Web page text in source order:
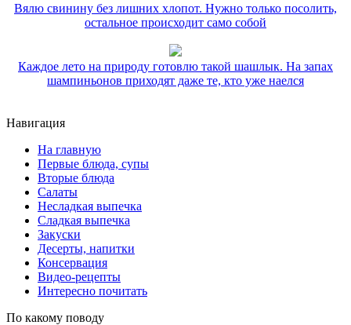
Вялю свинину без лишних хлопот. Нужно только посолить,
остальное происходит само собой
Каждое лето на природу готовлю такой шашлык. На запах
шампиньонов приходят даже те, кто уже наелся
Навигация
На главную
Первые блюда, супы
Вторые блюда
Салаты
Несладкая выпечка
Сладкая выпечка
Закуски
Десерты, напитки
Консервация
Видео-рецепты
Интересно почитать
По какому поводу